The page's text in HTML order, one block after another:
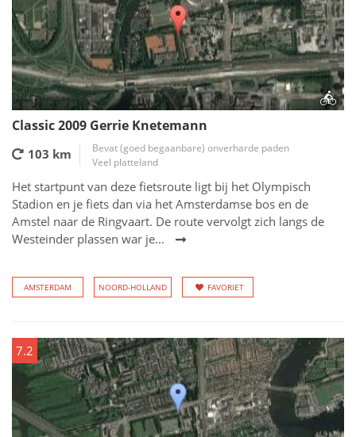
Classic 2009 Gerrie Knetemann
103 km
Bevat (goed begaanbare) onverharde paden
Veel platteland
Het startpunt van deze fietsroute ligt bij het Olympisch
Stadion en je fiets dan via het Amsterdamse bos en de
Amstel naar de Ringvaart. De route vervolgt zich langs de
Westeinder plassen war je...
AMSTERDAM NOORD-HOLLAND FAVORIET
7.2